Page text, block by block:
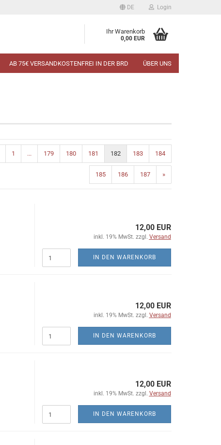
DE Login
Ihr Warenkorb
0,00 EUR
AB 75€ VERSANDKOSTENFREI IN DER BRD ÜBER UNS
1 ... 179 180 181 182 183 184
185 186 187 »
12,00 EUR
inkl. 19% MwSt. zzgl. Versand
IN DEN WARENKORB
12,00 EUR
inkl. 19% MwSt. zzgl. Versand
IN DEN WARENKORB
12,00 EUR
inkl. 19% MwSt. zzgl. Versand
IN DEN WARENKORB